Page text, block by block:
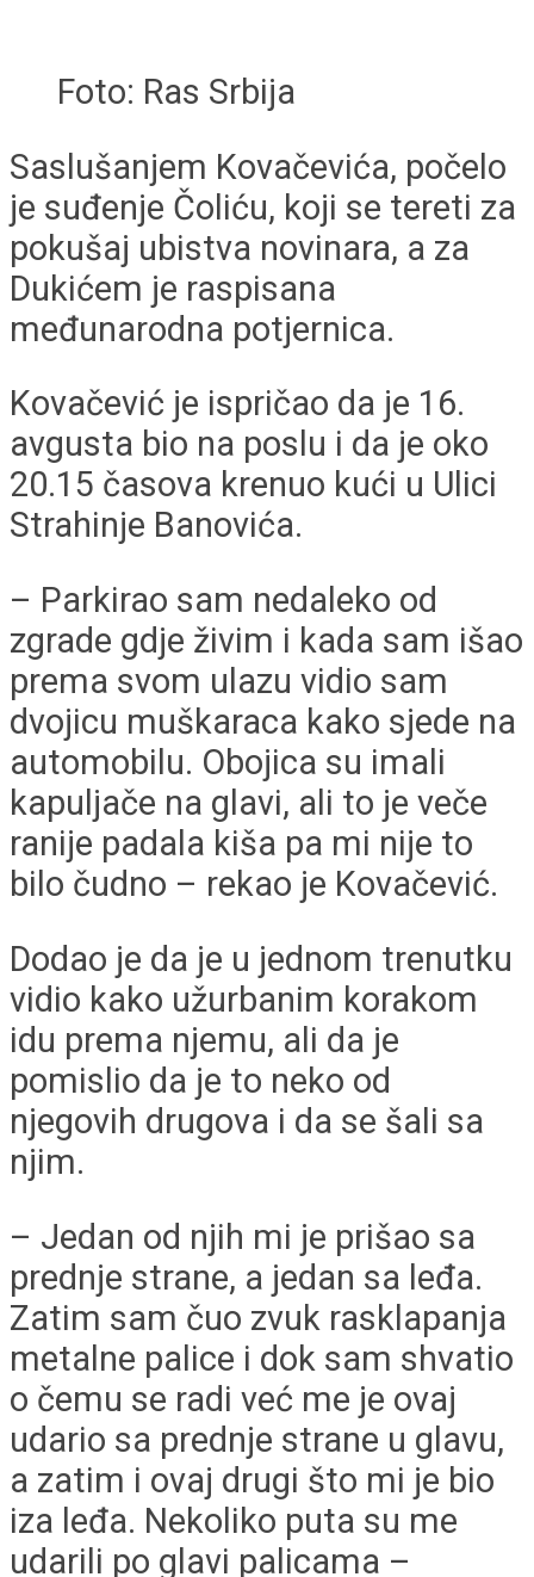
Foto: Ras Srbija
Saslušanjem Kovačevića, počelo
je suđenje Čoliću, koji se tereti za
pokušaj ubistva novinara, a za
Dukićem je raspisana
međunarodna potjernica.
Kovačević je ispričao da je 16.
avgusta bio na poslu i da je oko
20.15 časova krenuo kući u Ulici
Strahinje Banovića.
– Parkirao sam nedaleko od
zgrade gdje živim i kada sam išao
prema svom ulazu vidio sam
dvojicu muškaraca kako sjede na
automobilu. Obojica su imali
kapuljače na glavi, ali to je veče
ranije padala kiša pa mi nije to
bilo čudno – rekao je Kovačević.
Dodao je da je u jednom trenutku
vidio kako užurbanim korakom
idu prema njemu, ali da je
pomislio da je to neko od
njegovih drugova i da se šali sa
njim.
– Jedan od njih mi je prišao sa
prednje strane, a jedan sa leđa.
Zatim sam čuo zvuk rasklapanja
metalne palice i dok sam shvatio
o čemu se radi već me je ovaj
udario sa prednje strane u glavu,
a zatim i ovaj drugi što mi je bio
iza leđa. Nekoliko puta su me
udarili po glavi palicama –